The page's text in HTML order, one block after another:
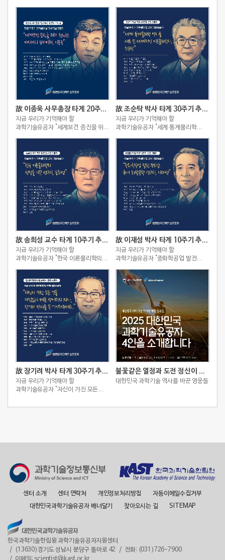
故 이종욱 사무총장 타계 20주기 추모 스토리
지금 우리가 기억해야 할
과학기술유공자 "세계보건 증진을 위해
故 조순탁 박사 타계 30주기 추모 스토리
지금 우리가 기억해야 할
과학기술유공자 "세계 통계물리학
故 송희성 교수 타계 10주기 추모 스토리
지금 우리가 기억해야 할
과학기술유공자 "한국 이론물리학의
故 이재성 박사 타계 10주기 추모 스토리
지금 우리가 기억해야 할
과학기술유공자 "중화학공업 발전
故 장기려 박사 타계 30주기 추모 스토리
지금 우리가 기억해야 할
과학기술유공자 "자신이 가진 모든
장기려 박사를 꼭 기억해주세요."
불꽃같은 열정과 도전 정신이 빚어낸 2025 대한민국 과학기술유공자 4인
대한민국 과학기술 역사를 바꾼 영웅들
센터 소개 센터 연락처 개인정보처리방침
자동이메일수집거부
대한민국과학기술유공자 배너달기
찾아오시는 길 SITEMAP
한국과학기술한림원 과학기술유공자지원센터
(13630)경기도 성남시 분당구 돌마로 42
전화: (031)726-7900